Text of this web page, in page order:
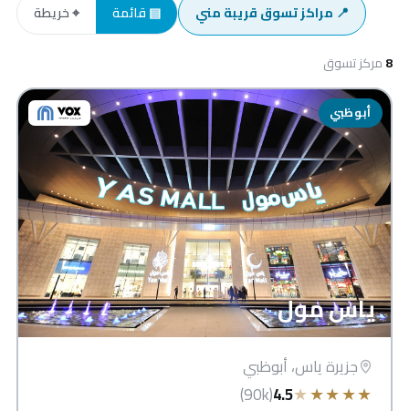
📍 مراكز تسوق قريبة مني ▤ قائمة ⌖ خريطة
8مركز تسوق
أبوظبي
ياس مول
جزيرة ياس، أبوظبي
★
★
★
★
★
4.5
(90k)